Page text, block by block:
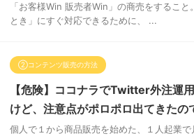
「お客様Win 販売者Win」の商売をするこ
とき」にすぐ対応できるために、 ...
②コンテンツ販売の方法
【危険】ココナラでTwitter外注運
けど、注意点がポロポロ出てきたの
個人で１から商品販売を始めた、１人起業